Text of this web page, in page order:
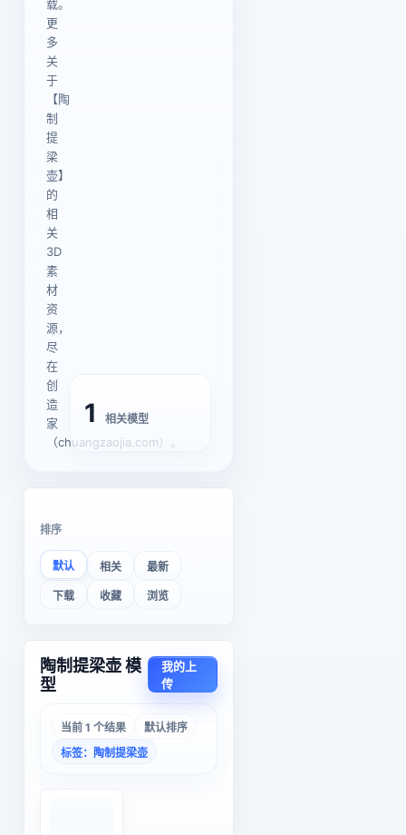
载。
更
多
关
于
【陶
制
提
梁
壶】
的
相
关
3D
素
材
资
源，
尽
在
创
造
家
（chuangzaojia.com）。
1 相关模型
排序
默认 相关 最新
下载 收藏 浏览
陶制提梁壶 模
型
我的上
传
当前 1 个结果
默认排序
标签：陶制提梁壶